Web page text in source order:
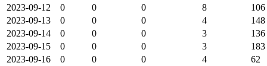
2023-09-12
0 0 0 8
106
2023-09-13
0 0 0 4
148
2023-09-14
0 0 0 3
136
2023-09-15
0 0 0 3
183
2023-09-16
0 0 0 4
62